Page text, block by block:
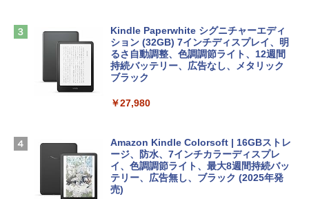
Apple 2026 MacBook Air M5チップ搭載
13インチノートブック：AIとApple Intell
igence、13.6インチLiquid Retinaディ
スプレイ、24GBユニファイドメモリ、1
ームカメラ、日本語キーボード、Touch I
￥298,901
【Amazon.co.jp限定】 HP ノートパソコ
ン 15-fd 15.6インチ 16GBメモリ 512GB
インゲームコード】 ロブロックス | オン
ラインコード版
￥3,200
Robloxギフトカード - 1000 Robux 【限
ラインコード版
￥1,600
にもKindle出版にも！ 非エンジニアのた
めのAIコーディング入門シリーズ
￥99
1冊ですべて身につくHTML & CSSとWe
￥2,326
FM TOWNS ハイパー・カタログ: 本体ハ
Kindle Paperwhite シグニチャーエディ
ション (32GB) 7インチディスプレイ、明
るさ自動調整、色調調節ライト、12週間
持続バッテリー、広告なし、メタリック
ブラック
￥27,980
Amazon Kindle Colorsoft | 16GBストレ
ージ、防水、7インチカラーディスプレ
イ、色調調節ライト、最大8週間持続バッ
テリー、広告無し、ブラック (2025年発
売)